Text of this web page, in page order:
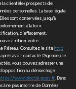
la clientèle/prospects de
personnelles. La base légale
sont conservées jusqu'à
à la loi «
d’effacement,
retirer votre
Réseau. Consultez le sitehttp
avoir contacté l'Agence / le
vous pouvez adresser une
au démarchage
www.bloctel.gouv.fr. Dans
à ne pas inscrire de Données